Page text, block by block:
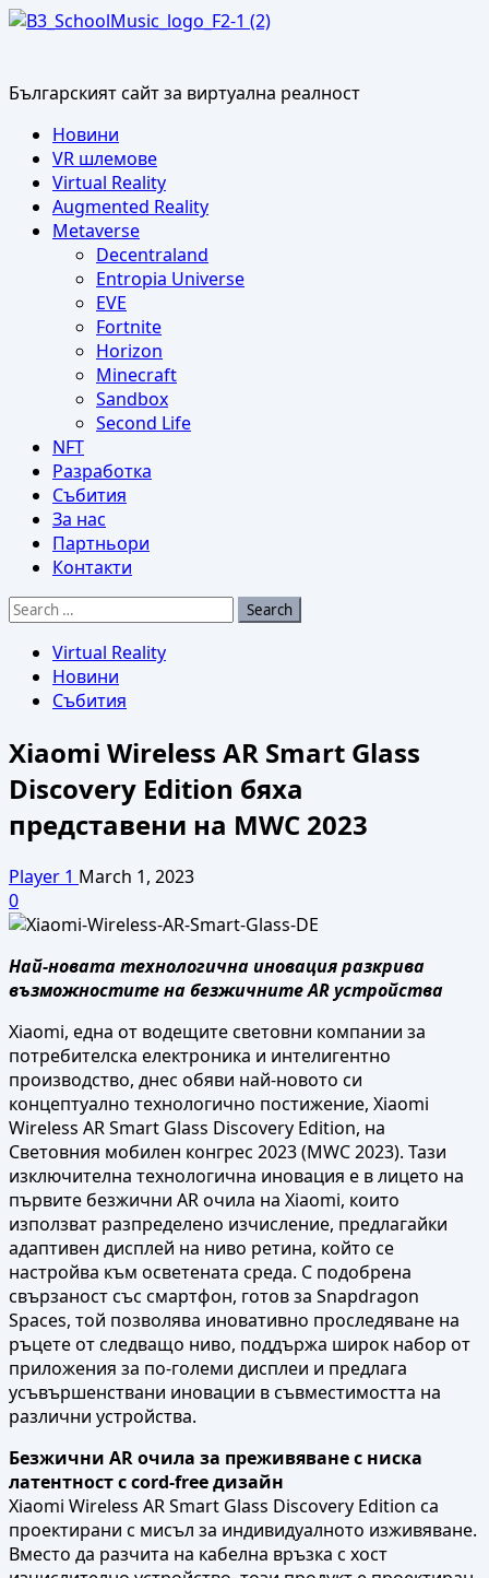
Skip
Българският сайт за виртуална реалност
Primary
Menu
Новини
VR шлемове
Virtual Reality
Augmented Reality
Metaverse
Decentraland
Entropia Universe
EVE
Fortnite
Horizon
Minecraft
Sandbox
Second Life
NFT
Разработка
Събития
За нас
Партньори
Контакти
Search
Virtual Reality
Новини
Събития
Xiaomi Wireless AR Smart Glass
Discovery Edition бяха
представени на MWC 2023
Player 1 March 1, 2023
0
Най-новата технологична иновация разкрива
възможностите на безжичните AR устройства
Xiaomi, една от водещите световни компании за
потребителска електроника и интелигентно
производство, днес обяви най-новото си
концептуално технологично постижение, Xiaomi
Wireless AR Smart Glass Discovery Edition, на
Световния мобилен конгрес 2023 (MWC 2023). Тази
изключителна технологична иновация е в лицето на
първите безжични AR очила на Xiaomi, които
използват разпределено изчисление, предлагайки
адаптивен дисплей на ниво ретина, който се
настройва към осветената среда. С подобрена
свързаност със смартфон, готов за Snapdragon
Spaces, той позволява иновативно проследяване на
ръцете от следващо ниво, поддържа широк набор от
приложения за по-големи дисплеи и предлага
усъвършенствани иновации в съвместимостта на
различни устройства.
Безжични AR очила за преживяване с ниска
латентност с cord-free дизайн
Xiaomi Wireless AR Smart Glass Discovery Edition са
проектирани с мисъл за индивидуалното изживяване.
Вместо да разчита на кабелна връзка с хост